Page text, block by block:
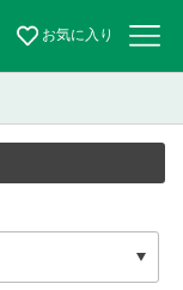
お気に入り